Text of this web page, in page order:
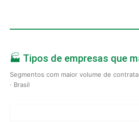
🏭 Tipos de empresas que
Segmentos com maior volume de
· Brasil